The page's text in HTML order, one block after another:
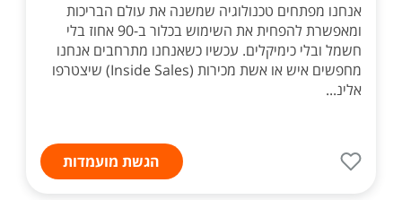
אנחנו מפתחים טכנולוגיה שמשנה את עולם הבריכות
ומאפשרת להפחית את השימוש בכלור ב-90 אחוז בלי
חשמל ובלי כימיקלים. עכשיו כשאנחנו מתרחבים אנחנו
מחפשים איש או אשת מכירות (Inside Sales) שיצטרפו
אלינ...
הגשת מועמדות